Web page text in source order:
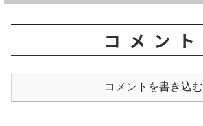
コメント
コメントを書き込む